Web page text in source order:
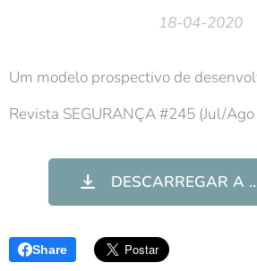
18-04-2020
Um modelo prospectivo de
Revista SEGURANÇA #245 (Jul/
DESCARREGAR A
Share